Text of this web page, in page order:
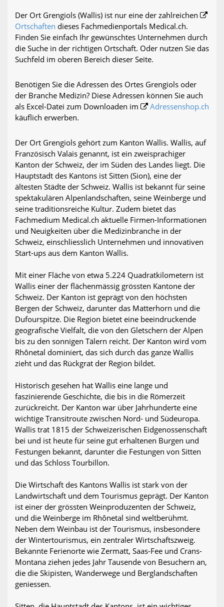
Der Ort Grengiols (Wallis) ist nur eine der zahlreichen
Ortschaften dieses Fachmedienportals Medical.ch.
Finden Sie einfach Ihr gewünschtes Unternehmen durch
die Suche in der richtigen Ortschaft. Oder nutzen Sie das
Suchfeld im oberen Bereich dieser Seite.
Benötigen Sie die Adressen des Ortes Grengiols oder
der Branche Medizin? Diese Adressen können Sie auch
als Excel-Datei zum Downloaden im
Adressenshop.ch
käuflich erwerben.
Der Ort Grengiols gehört zum Kanton Wallis. Wallis, auf
Französisch Valais genannt, ist ein zweisprachiger
Kanton der Schweiz, der im Süden des Landes liegt. Die
Hauptstadt des Kantons ist Sitten (Sion), eine der
ältesten Städte der Schweiz. Wallis ist bekannt für seine
spektakulären Alpenlandschaften, seine Weinberge und
seine traditionsreiche Kultur. Zudem bietet das
Fachmedium Medical.ch aktuelle Firmen-Informationen
und Neuigkeiten über die Medizinbranche in der
Schweiz, einschliesslich Unternehmen und innovativen
Start-ups aus dem Kanton Wallis.
Mit einer Fläche von etwa 5.224 Quadratkilometern ist
Wallis einer der flächenmässig grössten Kantone der
Schweiz. Der Kanton ist geprägt von den höchsten
Bergen der Schweiz, darunter das Matterhorn und die
Dufourspitze. Die Region bietet eine beeindruckende
geografische Vielfalt, die von den Gletschern der Alpen
bis zu den sonnigen Tälern reicht. Der Kanton wird vom
Rhônetal dominiert, das sich durch das ganze Wallis
zieht und das Rückgrat der Region bildet.
Historisch gesehen hat Wallis eine lange und
faszinierende Geschichte, die bis in die Römerzeit
zurückreicht. Der Kanton war über Jahrhunderte eine
wichtige Transitroute zwischen Nord- und Südeuropa.
Wallis trat 1815 der Schweizerischen Eidgenossenschaft
bei und ist heute für seine gut erhaltenen Burgen und
Festungen bekannt, darunter die Festungen von Sitten
und das Schloss Tourbillon.
Die Wirtschaft des Kantons Wallis ist stark von der
Landwirtschaft und dem Tourismus geprägt. Der Kanton
ist einer der grössten Weinproduzenten der Schweiz,
und die Weinberge im Rhônetal sind weltberühmt.
Neben dem Weinbau ist der Tourismus, insbesondere
der Wintertourismus, ein zentraler Wirtschaftszweig.
Bekannte Ferienorte wie Zermatt, Saas-Fee und Crans-
Montana ziehen jedes Jahr Tausende von Besuchern an,
die die Skipisten, Wanderwege und Berglandschaften
geniessen.